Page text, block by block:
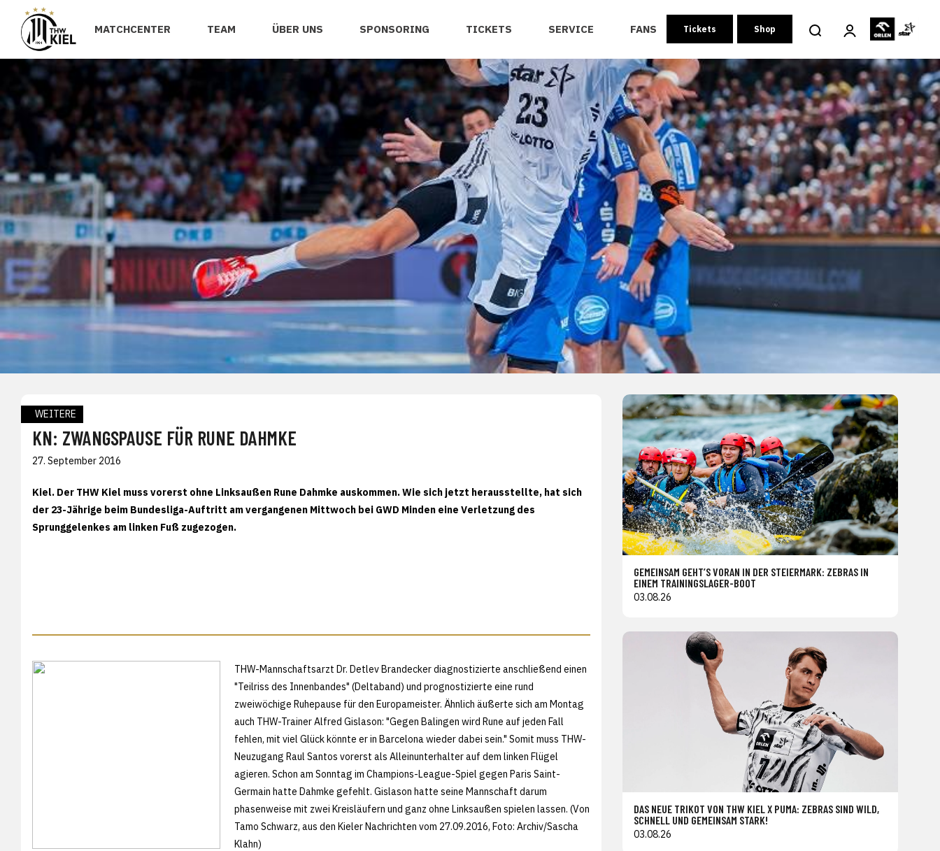
MATCHCENTER TEAM ÜBER UNS SPONSORING TICKETS SERVICE FANS Tickets Shop
WEITERE
KN: ZWANGSPAUSE FÜR RUNE DAHMKE
27. September 2016
Kiel. Der THW Kiel muss vorerst ohne Linksaußen Rune Dahmke auskommen. Wie sich jetzt herausstellte, hat sich
der 23-Jährige beim Bundesliga-Auftritt am vergangenen Mittwoch bei GWD Minden eine Verletzung des
Sprunggelenkes am linken Fuß zugezogen.
THW-Mannschaftsarzt Dr. Detlev Brandecker diagnostizierte anschließend einen
"Teilriss des Innenbandes" (Deltaband) und prognostizierte eine rund
zweiwöchige Ruhepause für den Europameister. Ähnlich äußerte sich am Montag
auch THW-Trainer Alfred Gislason: "Gegen Balingen wird Rune auf jeden Fall
fehlen, mit viel Glück könnte er in Barcelona wieder dabei sein." Somit muss THW-
Neuzugang Raul Santos vorerst als Alleinunterhalter auf dem linken Flügel
agieren. Schon am Sonntag im Champions-League-Spiel gegen Paris Saint-
Germain hatte Dahmke gefehlt. Gislason hatte seine Mannschaft darum
phasenweise mit zwei Kreisläufern und ganz ohne Linksaußen spielen lassen. (Von
Tamo Schwarz, aus den Kieler Nachrichten vom 27.09.2016, Foto: Archiv/Sascha
Klahn)
GEMEINSAM GEHT’S VORAN IN DER STEIERMARK: ZEBRAS IN
EINEM TRAININGSLAGER-BOOT
03.08.26
DAS NEUE TRIKOT VON THW KIEL X PUMA: ZEBRAS SIND WILD,
SCHNELL UND GEMEINSAM STARK!
03.08.26